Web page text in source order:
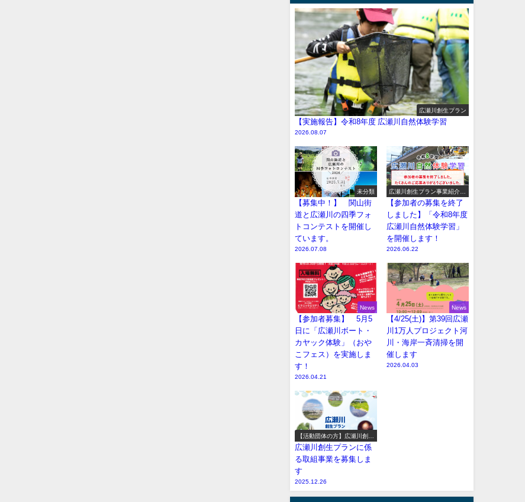
広瀬川創生プラン
【実施報告】令和8年度 広瀬川自然体験学習
2026.08.07
未分類
【募集中！】 関山街
道と広瀬川の四季フォ
トコンテストを開催し
ています。
2026.07.08
広瀬川創生プラン事業紹介
（イベント系）
【参加者の募集を終了
しました】「令和8年度
広瀬川自然体験学習」
を開催します！
2026.06.22
News
【参加者募集】 5月5
日に「広瀬川ボート・
カヤック体験」（おや
こフェス）を実施しま
す！
2026.04.21
News
【4/25(土)】第39回広瀬
川1万人プロジェクト河
川・海岸一斉清掃を開
催します
2026.04.03
【活動団体の方】広瀬川創生
プラン参加事業の募集
広瀬川創生プランに係
る取組事業を募集しま
す
2025.12.26